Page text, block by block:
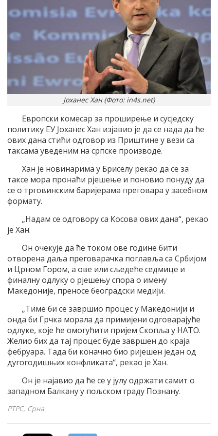
Јоханес Хан (Фото: in4s.net)
Европски комесар за проширење и сусједску
политику ЕУ Јоханес Хан изјавио је да се нада да ће
ових дана стићи одговор из Приштине у вези са
таксама уведеним на српске производе.
Хан је новинарима у Бриселу рекао да се за
таксе мора пронаћи рјешење и поновио понуду да
се о трговинским баријерама преговара у засебном
формату.
„Надам се одговору са Косова ових дана“, рекао
је Хан.
Он очекује да ће током ове године бити
отворена даља преговарачка поглавља са Србијом
и Црном Гором, а ове или сљедеће седмице и
финалну одлуку о рјешењу спора о имену
Македоније, преносе београдски медији.
„Тиме би се завршио процес у Македонији и
онда би Грчка морала да примијени одговарајуће
одлуке, које ће омогућити пријем Скопља у НАТО.
Желио бих да тај процес буде завршен до краја
фебруара. Тада би коначно био ријешен један од
дугогодишњих конфликата“, рекао је Хан.
Он је најавио да ће се у јулу одржати самит о
западном Балкану у пољском граду Познану.
РТРС, Срна